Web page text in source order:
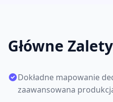
Główne
Dokładne mapowanie
zaawansowana